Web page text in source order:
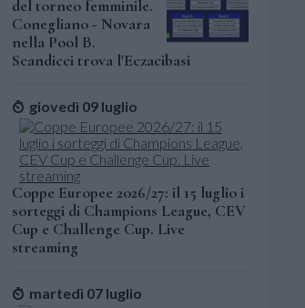
del torneo femminile.
Conegliano - Novara
nella Pool B.
Scandicci trova l'Eczacibasi
giovedì 09 luglio
Coppe Europee 2026/27: il 15 luglio i
sorteggi di Champions League, CEV
Cup e Challenge Cup. Live
streaming
martedì 07 luglio